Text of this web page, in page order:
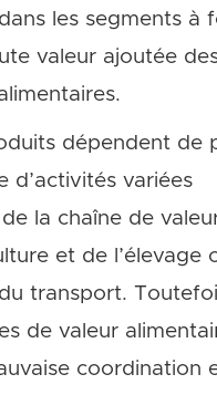
les segments à
valeur ajoutée
dépendent de
d’activités variées
la chaîne de
et de l’élevage
transport.
de valeur
coordination